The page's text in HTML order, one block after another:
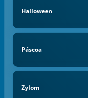
Halloween
Páscoa
Zylom